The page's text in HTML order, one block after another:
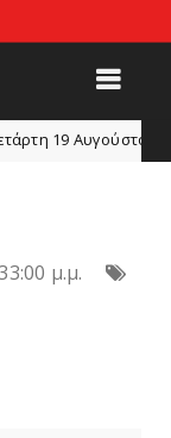
το Νίκη Βόλου -
μ.μ.